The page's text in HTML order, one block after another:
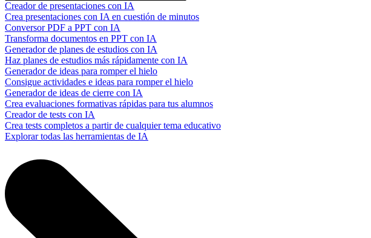
Creador de presentaciones con IA
Crea presentaciones con IA en cuestión de minutos
Conversor PDF a PPT con IA
Transforma documentos en PPT con IA
Generador de planes de estudios con IA
Haz planes de estudios más rápidamente con IA
Generador de ideas para romper el hielo
Consigue actividades e ideas para romper el hielo
Generador de ideas de cierre con IA
Crea evaluaciones formativas rápidas para tus alumnos
Creador de tests con IA
Crea tests completos a partir de cualquier tema educativo
Explorar todas las herramientas de IA